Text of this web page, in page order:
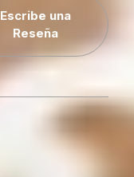
Escribe una
Reseña